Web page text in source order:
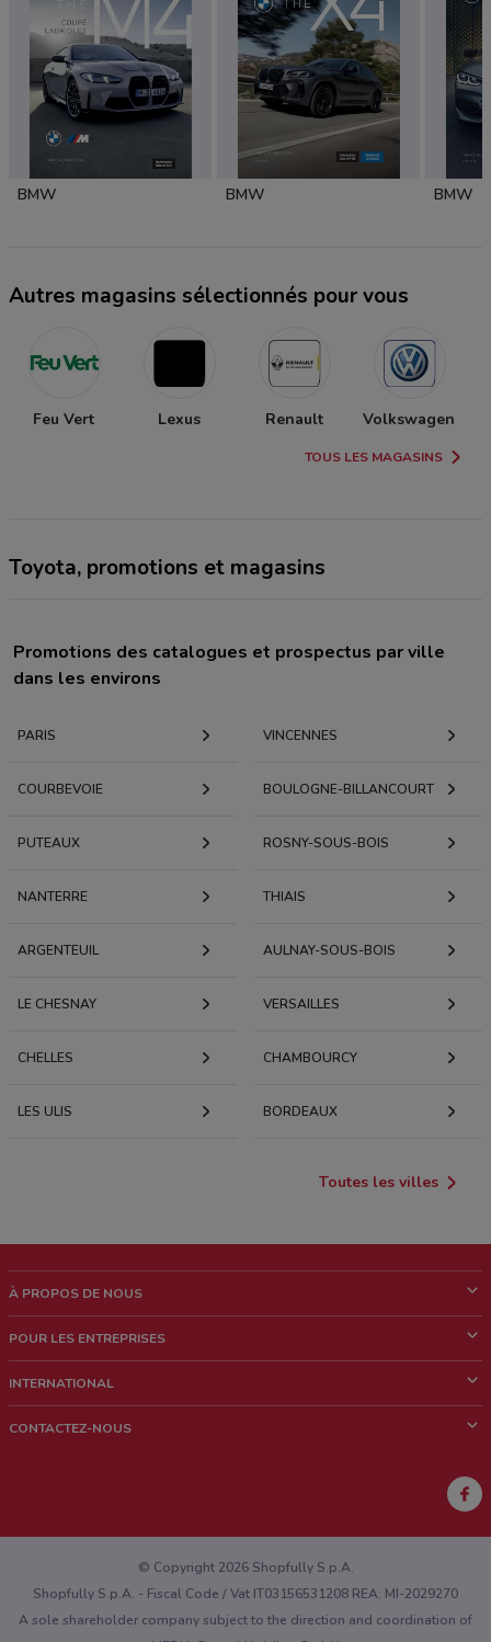
BMW BMW BMW
Autres magasins sélectionnés pour vous
Feu Vert Lexus Renault Volkswagen
TOUS LES MAGASINS
Toyota, promotions et magasins
Promotions des catalogues et prospectus par ville
dans les environs
PARIS VINCENNES
COURBEVOIE BOULOGNE-BILLANCOURT
PUTEAUX ROSNY-SOUS-BOIS
NANTERRE THIAIS
ARGENTEUIL AULNAY-SOUS-BOIS
LE CHESNAY VERSAILLES
CHELLES CHAMBOURCY
LES ULIS BORDEAUX
Toutes les villes
À PROPOS DE NOUS
News & Médias
POUR LES ENTREPRISES
Contacts commerciaux et/ou marketing
INTERNATIONAL
CONTACTEZ-NOUS
Vous rencontrez un problème technique sur l’appli ou le site?
© Copyright 2026 Shopfully S.p.A.
Shopfully S.p.A. - Fiscal Code / Vat IT03156531208 REA: MI-2029270
A sole shareholder company subject to the direction and coordination of